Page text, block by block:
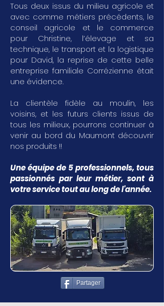
Tous deux issus du milieu agricole et
avec comme métiers précédents, le
conseil agricole et le commerce
pour Christine, l’élevage et sa
technique, le transport et la logistique
pour David, la reprise de cette belle
entreprise familiale Corrézienne était
une évidence.
La clientèle fidèle au moulin, les
voisins, et les futurs clients issus de
tous les milieux, pourrons continuer à
venir au bord du Maumont découvrir
nos produits !!
Une équipe de 5 professionnels, tous
passionnés par leur métier, sont à
votre service tout au long de l'année.
Partager